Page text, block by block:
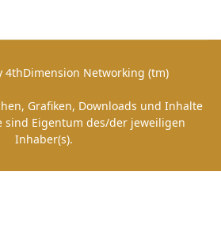
4thDimension Networking (tm)
Grafiken, Downloads und Inhalte
sind Eigentum des/der jeweiligen
Inhaber(s).